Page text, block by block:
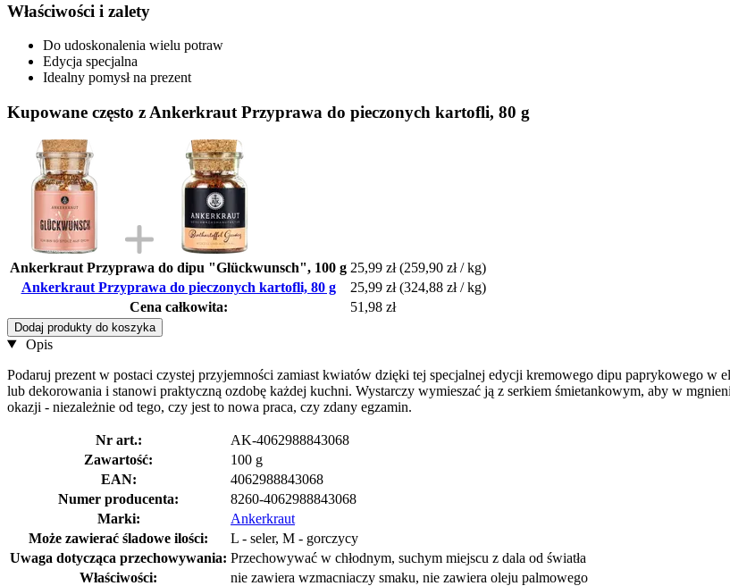
Właściwości i zalety
Do udoskonalenia wielu potraw
Edycja specjalna
Idealny pomysł na prezent
Kupowane często z Ankerkraut Przyprawa do pieczonych kartofli, 80 g
Ankerkraut Przyprawa do dipu "Glückwunsch", 100 g 25,99 zł (259,90 zł / kg)
Ankerkraut Przyprawa do pieczonych kartofli, 80 g
25,99 zł (324,88 zł / kg)
Cena całkowita:
51,98 zł
Dodaj produkty do koszyka
Opis
Podaruj prezent w postaci czystej przyjemności zamiast kwiatów dzięki tej specjalnej edycji kremowego dipu paprykowego w
lub dekorowania i stanowi praktyczną ozdobę każdej kuchni. Wystarczy wymieszać ją z serkiem śmietankowym, aby w
okazji - niezależnie od tego, czy jest to nowa praca, czy zdany egzamin.
Nr art.:
AK-4062988843068
Zawartość:
100 g
EAN:
4062988843068
Numer producenta:
8260-4062988843068
Marki:
Ankerkraut
Może zawierać śladowe ilości:
L - seler, M - gorczycy
Uwaga dotycząca przechowywania: Przechowywać w chłodnym, suchym miejscu z dala od światła
Właściwości:
nie zawiera wzmacniaczy smaku, nie zawiera oleju palmowego